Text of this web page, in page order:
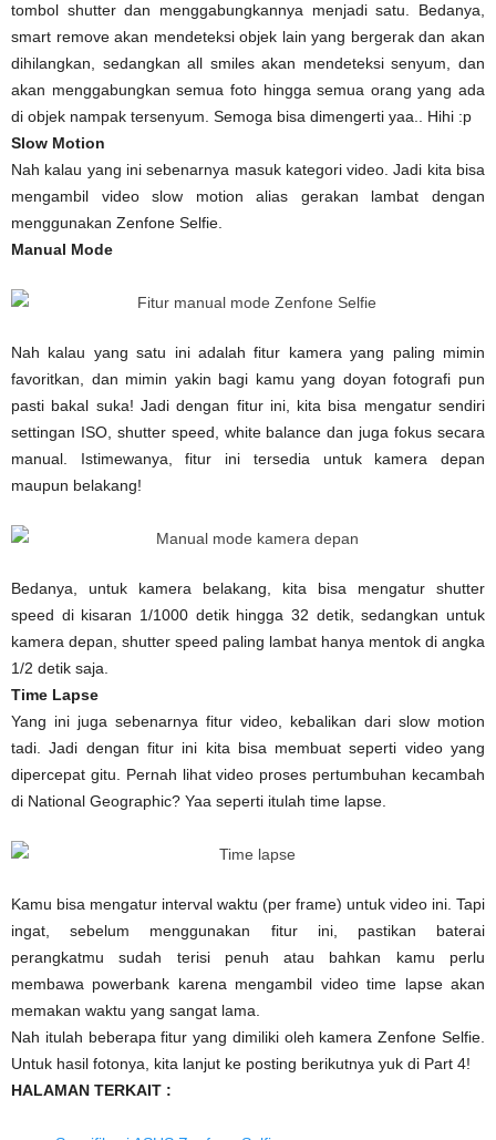
tombol shutter dan menggabungkannya menjadi satu. Bedanya,
smart remove akan mendeteksi objek lain yang bergerak dan akan
dihilangkan, sedangkan all smiles akan mendeteksi senyum, dan
akan menggabungkan semua foto hingga semua orang yang ada
di objek nampak tersenyum. Semoga bisa dimengerti yaa.. Hihi :p
Slow Motion
Nah kalau yang ini sebenarnya masuk kategori video. Jadi kita bisa
mengambil video slow motion alias gerakan lambat dengan
menggunakan Zenfone Selfie.
Manual Mode
Nah kalau yang satu ini adalah fitur kamera yang paling mimin
favoritkan, dan mimin yakin bagi kamu yang doyan fotografi pun
pasti bakal suka! Jadi dengan fitur ini, kita bisa mengatur sendiri
settingan ISO, shutter speed, white balance dan juga fokus secara
manual. Istimewanya, fitur ini tersedia untuk kamera depan
maupun belakang!
Bedanya, untuk kamera belakang, kita bisa mengatur shutter
speed di kisaran 1/1000 detik hingga 32 detik, sedangkan untuk
kamera depan, shutter speed paling lambat hanya mentok di angka
1/2 detik saja.
Time Lapse
Yang ini juga sebenarnya fitur video, kebalikan dari slow motion
tadi. Jadi dengan fitur ini kita bisa membuat seperti video yang
dipercepat gitu. Pernah lihat video proses pertumbuhan kecambah
di National Geographic? Yaa seperti itulah time lapse.
Kamu bisa mengatur interval waktu (per frame) untuk video ini. Tapi
ingat, sebelum menggunakan fitur ini, pastikan baterai
perangkatmu sudah terisi penuh atau bahkan kamu perlu
membawa powerbank karena mengambil video time lapse akan
memakan waktu yang sangat lama.
Nah itulah beberapa fitur yang dimiliki oleh kamera Zenfone Selfie.
Untuk hasil fotonya, kita lanjut ke posting berikutnya yuk di Part 4!
HALAMAN TERKAIT :